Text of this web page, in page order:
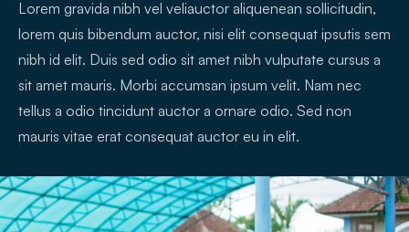
Lorem gravida nibh vel veliauctor aliquenean sollicitudin,
lorem quis bibendum auctor, nisi elit consequat ipsutis sem
nibh id elit. Duis sed odio sit amet nibh vulputate cursus a
sit amet mauris. Morbi accumsan ipsum velit. Nam nec
tellus a odio tincidunt auctor a ornare odio. Sed non
mauris vitae erat consequat auctor eu in elit.